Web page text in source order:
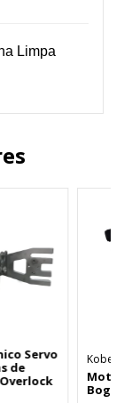
Limpa
Servo
de
Kobest
Bog